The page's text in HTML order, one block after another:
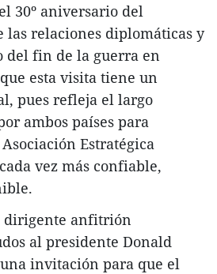
30º aniversario del
las relaciones diplomáticas y
del fin de la guerra en
esta visita tiene un
pues refleja el largo
ambos países para
Estratégica
vez más confiable,
dirigente anfitrión
al presidente Donald
invitación para que el